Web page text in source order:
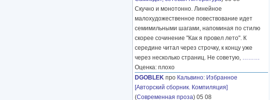
Скучно и монотонно. Линейное
малохудожественное повествование идет
семимильными шагами, напоминая по стилю
скорее сочинение "Как я провел лето". К
середине читал через строчку, к концу уже
через несколько страниц. Не советую, ………
Оценка: плохо
DGOBLEK про Кальвино: Избранное
[Авторский сборник. Компиляция]
(Современная проза) 05 08